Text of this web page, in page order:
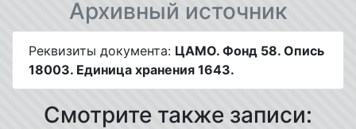
Архивный источник
Реквизиты документа: ЦАМО. Фонд 58. Опись
18003. Единица хранения 1643.
Смотрите также записи: